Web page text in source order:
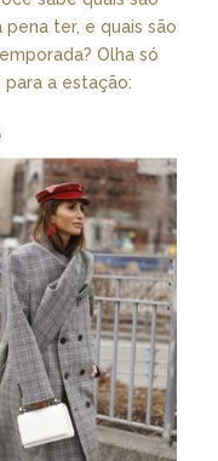
ter, e quais são
Olha só
a estação: